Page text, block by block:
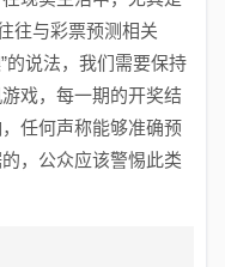
往与彩票预测相关
的说法，我们需要保持
戏，每一期的开奖结
任何声称能够准确预
，公众应该警惕此类